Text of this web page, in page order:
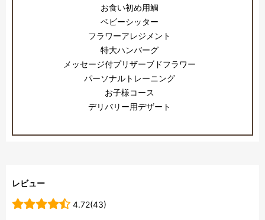
お食い初め用鯛
ベビーシッター
フラワーアレジメント
特大ハンバーグ
メッセージ付プリザーブドフラワー
パーソナルトレーニング
お子様コース
デリバリー用デザート
レビュー
4.72(43)